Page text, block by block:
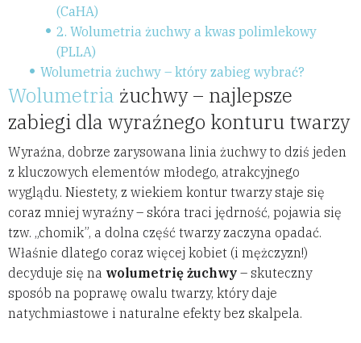
(CaHA)
2. Wolumetria żuchwy a kwas polimlekowy
(PLLA)
Wolumetria żuchwy – który zabieg wybrać?
Wolumetria żuchwy – najlepsze
zabiegi dla wyraźnego konturu twarzy
Wyraźna, dobrze zarysowana linia żuchwy to dziś jeden
z kluczowych elementów młodego, atrakcyjnego
wyglądu. Niestety, z wiekiem kontur twarzy staje się
coraz mniej wyraźny – skóra traci jędrność, pojawia się
tzw. „chomik”, a dolna część twarzy zaczyna opadać.
Właśnie dlatego coraz więcej kobiet (i mężczyzn!)
decyduje się na wolumetrię żuchwy – skuteczny
sposób na poprawę owalu twarzy, który daje
natychmiastowe i naturalne efekty bez skalpela.